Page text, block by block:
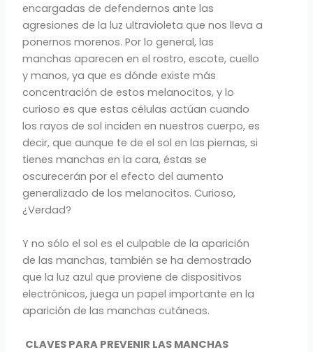
encargadas de defendernos ante las
agresiones de la luz ultravioleta que nos lleva a
ponernos morenos. Por lo general, las
manchas aparecen en el rostro, escote, cuello
y manos, ya que es dónde existe más
concentración de estos melanocitos, y lo
curioso es que estas células actúan cuando
los rayos de sol inciden en nuestros cuerpo, es
decir, que aunque te de el sol en las piernas, si
tienes manchas en la cara, éstas se
oscurecerán por el efecto del aumento
generalizado de los melanocitos. Curioso,
¿Verdad?
Y no sólo el sol es el culpable de la aparición
de las manchas, también se ha demostrado
que la luz azul que proviene de dispositivos
electrónicos, juega un papel importante en la
aparición de las manchas cutáneas.
CLAVES PARA PREVENIR LAS MANCHAS